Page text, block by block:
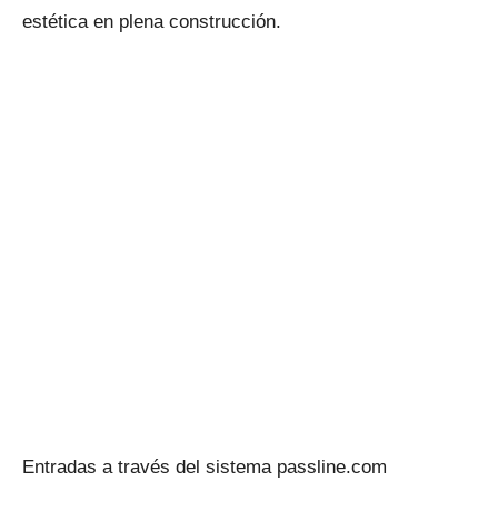
estética en plena construcción.
Entradas a través del sistema passline.com